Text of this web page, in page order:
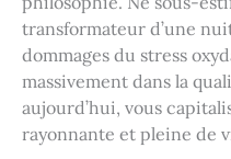
transformateur d’une
dommages du stress
massivement dans la
aujourd’hui, vous
rayonnante et pleine de